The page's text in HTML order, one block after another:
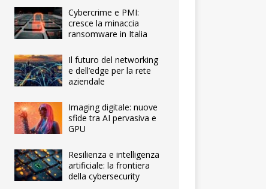
Cybercrime e PMI:
cresce la minaccia
ransomware in Italia
Il futuro del networking
e dell’edge per la rete
aziendale
Imaging digitale: nuove
sfide tra AI pervasiva e
GPU
Resilienza e intelligenza
artificiale: la frontiera
della cybersecurity